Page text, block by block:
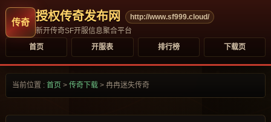
授权传奇发布网
http://www.sf999.cloud/
新开传奇SF开服信息聚合平台
首页
开服表 排行榜 下载页
当前位置 : 首页 > 传奇下载 > 冉冉迷失传奇